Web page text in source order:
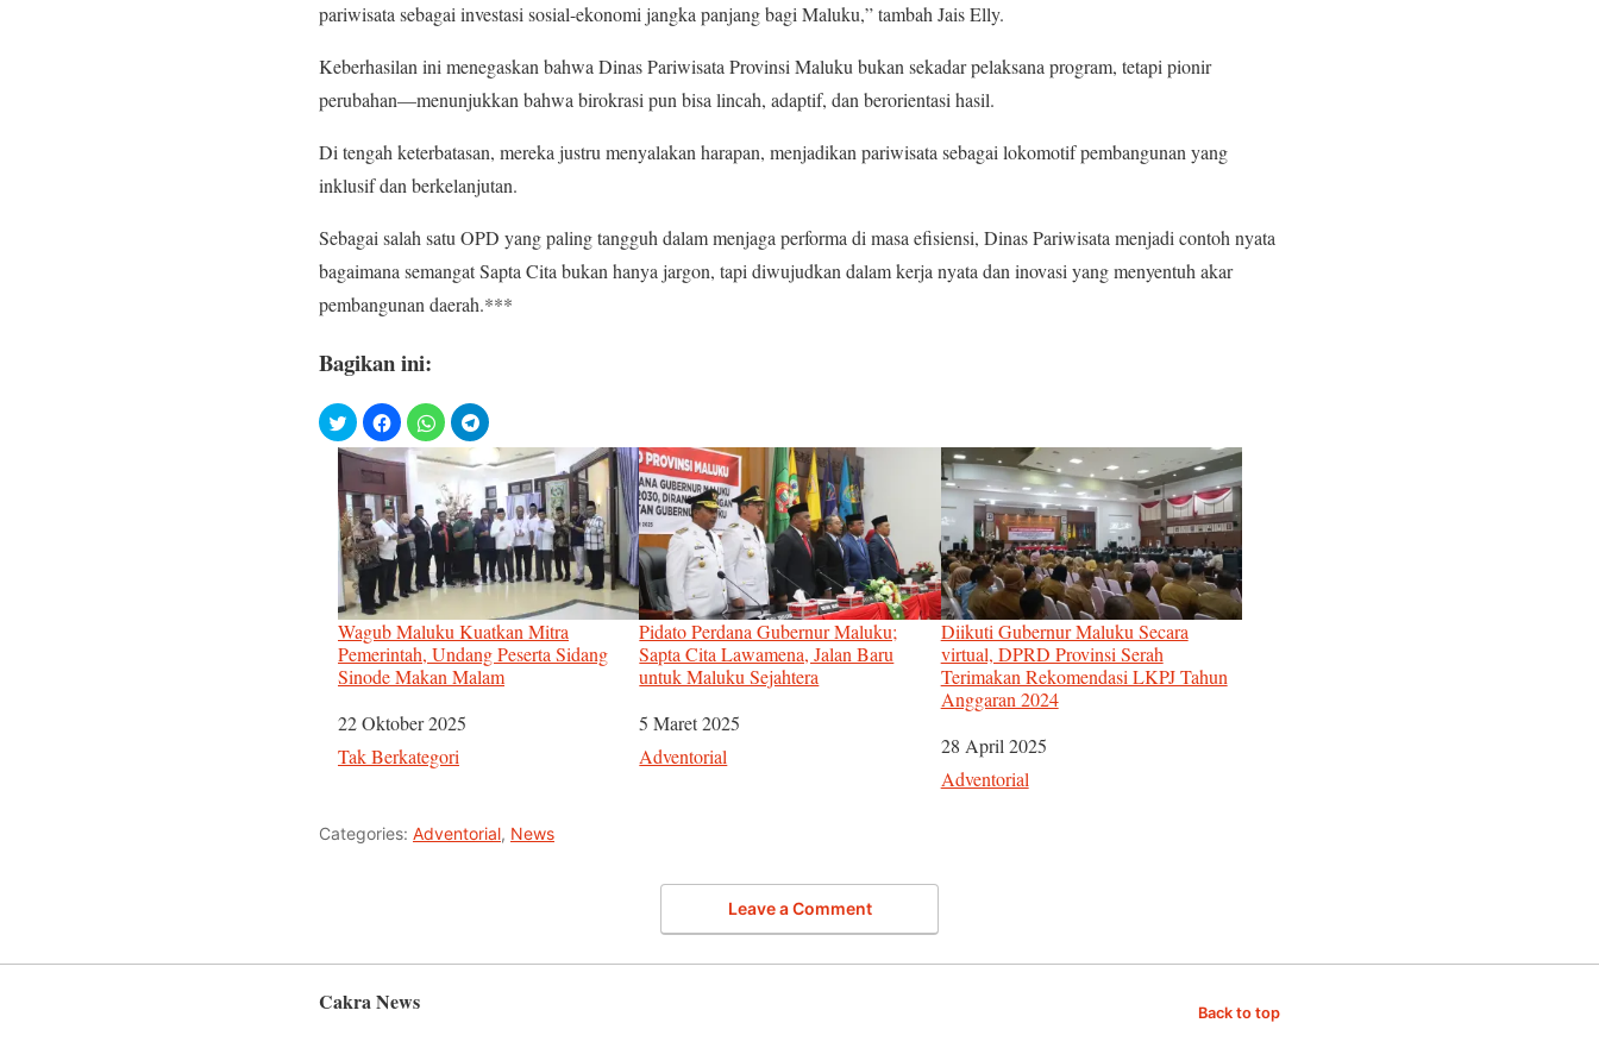
pariwisata sebagai investasi sosial-ekonomi jangka panjang bagi Maluku,” tambah Jais Elly.
Keberhasilan ini menegaskan bahwa Dinas Pariwisata Provinsi Maluku bukan sekadar pelaksana program, tetapi pionir
perubahan—menunjukkan bahwa birokrasi pun bisa lincah, adaptif, dan berorientasi hasil.
Di tengah keterbatasan, mereka justru menyalakan harapan, menjadikan pariwisata sebagai lokomotif pembangunan yang
inklusif dan berkelanjutan.
Sebagai salah satu OPD yang paling tangguh dalam menjaga performa di masa efisiensi, Dinas Pariwisata menjadi contoh nyata
bagaimana semangat Sapta Cita bukan hanya jargon, tapi diwujudkan dalam kerja nyata dan inovasi yang menyentuh akar
pembangunan daerah.***
Bagikan ini:
Wagub Maluku Kuatkan Mitra
Pemerintah, Undang Peserta Sidang
Sinode Makan Malam
Tanggal
22 Oktober 2025
Sehubungan dengan
Tak Berkategori
Pidato Perdana Gubernur Maluku;
Sapta Cita Lawamena, Jalan Baru
untuk Maluku Sejahtera
Tanggal
5 Maret 2025
Sehubungan dengan
Adventorial
Diikuti Gubernur Maluku Secara
virtual, DPRD Provinsi Serah
Terimakan Rekomendasi LKPJ Tahun
Anggaran 2024
Tanggal
28 April 2025
Sehubungan dengan
Adventorial
Categories: Adventorial, News
Leave a Comment
Cakra News Back to top